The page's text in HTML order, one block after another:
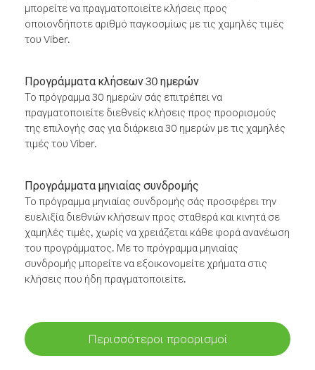
μπορείτε να πραγματοποιείτε κλήσεις προς
οποιονδήποτε αριθμό παγκοσμίως με τις χαμηλές τιμές
του Viber.
Προγράμματα κλήσεων 30 ημερών
Το πρόγραμμα 30 ημερών σάς επιτρέπει να
πραγματοποιείτε διεθνείς κλήσεις προς προορισμούς
της επιλογής σας για διάρκεια 30 ημερών με τις χαμηλές
τιμές του Viber.
Προγράμματα μηνιαίας συνδρομής
Το πρόγραμμα μηνιαίας συνδρομής σάς προσφέρει την
ευελιξία διεθνών κλήσεων προς σταθερά και κινητά σε
χαμηλές τιμές, χωρίς να χρειάζεται κάθε φορά ανανέωση
του προγράμματος. Με το πρόγραμμα μηνιαίας
συνδρομής μπορείτε να εξοικονομείτε χρήματα στις
κλήσεις που ήδη πραγματοποιείτε.
Περισσότεροι προορισμοί